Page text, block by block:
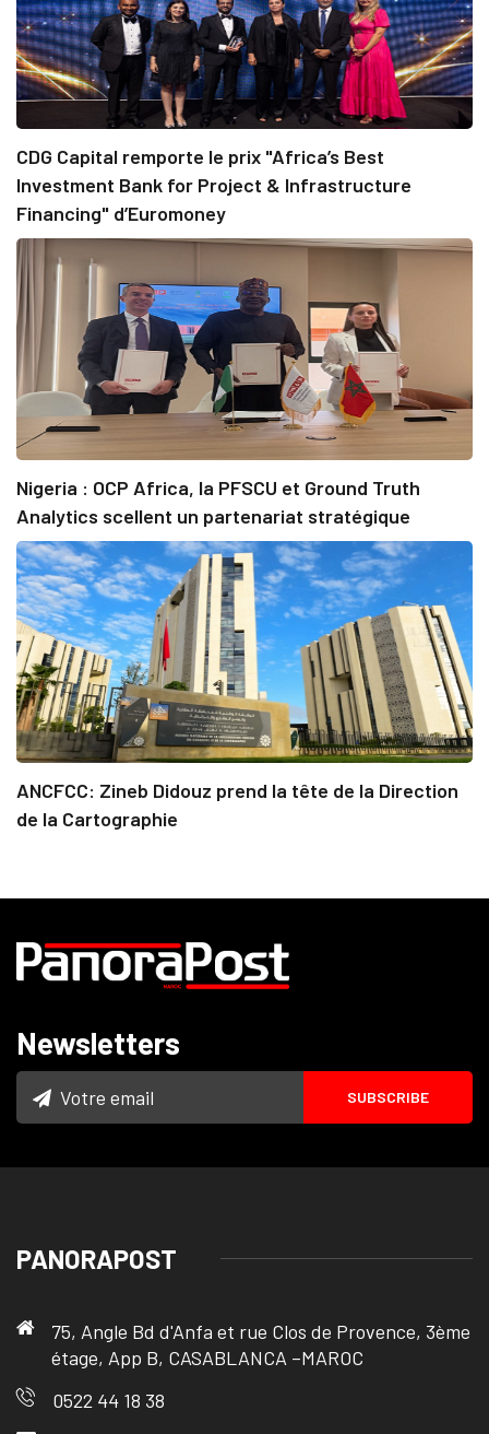
CDG Capital remporte le prix "Africa’s Best
Investment Bank for Project & Infrastructure
Financing" d’Euromoney
Nigeria : OCP Africa, la PFSCU et Ground Truth
Analytics scellent un partenariat stratégique
ANCFCC: Zineb Didouz prend la tête de la Direction
de la Cartographie
Newsletters
PANORAPOST
75, Angle Bd d'Anfa et rue Clos de Provence, 3ème
étage, App B, CASABLANCA –MAROC
0522 44 18 38